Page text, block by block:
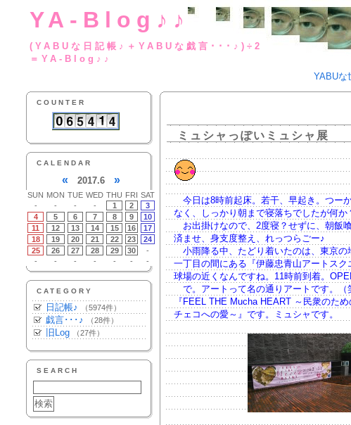
YA-Blog♪♪
(YABUな日記帳♪＋YABUな
＝YA-Blog♪♪
YABUな
COUNTER
CALENDAR
« 2017.6 »
SUN MON TUE WED THU FRI SAT
-
- - - 1 2
3
4
5 6 7 8 9
10
11
12 13 14 15 16
17
18
19 20 21 22 23
24
25
26 27 28 29 30
-
-
- - - - - -
CATEGORY
日記帳♪ （5974件）
戯言･･･♪ （28件）
旧Log （27件）
SEARCH
ミュシャっぽいミュシャ展
今日は8時前起床。若干、早起き。つー
なく、しっかり朝まで寝落ちでしたが何か
お出掛けなので、2度寝？せずに、朝飯
済ませ、身支度整え、れっつらごー♪
小雨降る中、たどり着いたのは、東京の
一丁目の間にある『伊藤忠青山アートスク
球場の近くなんですね。11時前到着。
で。アートって名の通りアートです。（
『FEEL THE Mucha HEART ～民衆のた
チェコへの愛～』です。ミュシャです。